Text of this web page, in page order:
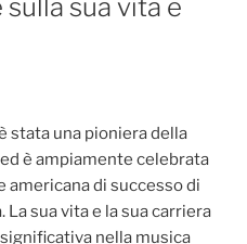
sua vita e
stata una pioniera della
è ampiamente celebrata
di successo di
La sua vita e la sua carriera
nella musica